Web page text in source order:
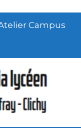
Campus